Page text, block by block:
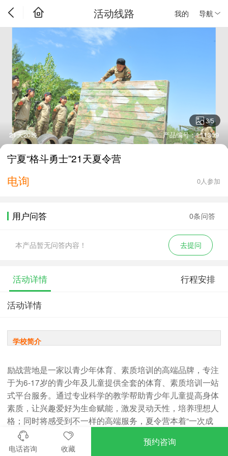
我的 导航
活动线路
3/5
21天20晚 产品编号：111309
宁夏“格斗勇士”21天夏令营
电询 0人参加
用户问答 0条问答
本产品暂无问答内容！ 去提问
活动详情 行程安排
活动详情
学校简介
励战营地是一家以青少年体育、素质培训的高端品牌，专注
于为6-17岁的青少年及儿童提供全套的体育、素质培训一站
式平台服务。通过专业科学的教学帮助青少年儿童提高身体
素质，让兴趣爱好为生命赋能，激发灵动天性，培养理想人
格；同时将感受到不一样的高端服务，夏令营本着“一次成
为客户，一生为您服务”的宗旨，解决您和孩子的后顾之
忧。（培训的是技能 享受的是服务 感受的是乐趣）。主要
电话咨询 收藏
预约咨询